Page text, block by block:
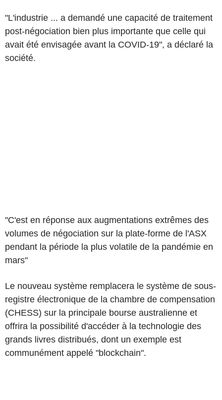
"L'industrie ... a demandé une capacité de traitement
post-négociation bien plus importante que celle qui
avait été envisagée avant la COVID-19", a déclaré la
société.
"C'est en réponse aux augmentations extrêmes des
volumes de négociation sur la plate-forme de l'ASX
pendant la période la plus volatile de la pandémie en
mars"
Le nouveau système remplacera le système de sous-
registre électronique de la chambre de compensation
(CHESS) sur la principale bourse australienne et
offrira la possibilité d'accéder à la technologie des
grands livres distribués, dont un exemple est
communément appelé "blockchain".